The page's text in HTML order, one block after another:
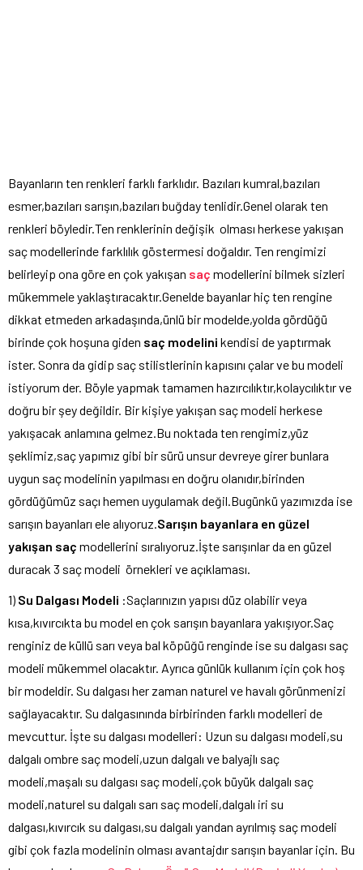
Bayanların ten renkleri farklı farklıdır. Bazıları kumral,bazıları
esmer,bazıları sarışın,bazıları buğday tenlidir.Genel olarak ten
renkleri böyledir.Ten renklerinin değişik olması herkese yakışan
saç modellerinde farklılık göstermesi doğaldır. Ten rengimizi
belirleyip ona göre en çok yakışan saç modellerini bilmek sizleri
mükemmele yaklaştıracaktır.Genelde bayanlar hiç ten rengine
dikkat etmeden arkadaşında,ünlü bir modelde,yolda gördüğü
birinde çok hoşuna giden saç modelini kendisi de yaptırmak
ister. Sonra da gidip saç stilistlerinin kapısını çalar ve bu modeli
istiyorum der. Böyle yapmak tamamen hazırcılıktır,kolaycılıktır ve
doğru bir şey değildir. Bir kişiye yakışan saç modeli herkese
yakışacak anlamına gelmez.Bu noktada ten rengimiz,yüz
şeklimiz,saç yapımız gibi bir sürü unsur devreye girer bunlara
uygun saç modelinin yapılması en doğru olanıdır,birinden
gördüğümüz saçı hemen uygulamak değil.Bugünkü yazımızda ise
sarışın bayanları ele alıyoruz.Sarışın bayanlara en güzel
yakışan saç modellerini sıralıyoruz.İşte sarışınlar da en güzel
duracak 3 saç modeli örnekleri ve açıklaması.
1) Su Dalgası Modeli :Saçlarınızın yapısı düz olabilir veya
kısa,kıvırcıkta bu model en çok sarışın bayanlara yakışıyor.Saç
renginiz de küllü sarı veya bal köpüğü renginde ise su dalgası saç
modeli mükemmel olacaktır. Ayrıca günlük kullanım için çok hoş
bir modeldir. Su dalgası her zaman naturel ve havalı görünmenizi
sağlayacaktır. Su dalgasınında birbirinden farklı modelleri de
mevcuttur. İşte su dalgası modelleri: Uzun su dalgası modeli,su
dalgalı ombre saç modeli,uzun dalgalı ve balyajlı saç
modeli,maşalı su dalgası saç modeli,çok büyük dalgalı saç
modeli,naturel su dalgalı sarı saç modeli,dalgalı iri su
dalgası,kıvırcık su dalgası,su dalgalı yandan ayrılmış saç modeli
gibi çok fazla modelinin olması avantajdır sarışın bayanlar için. Bu